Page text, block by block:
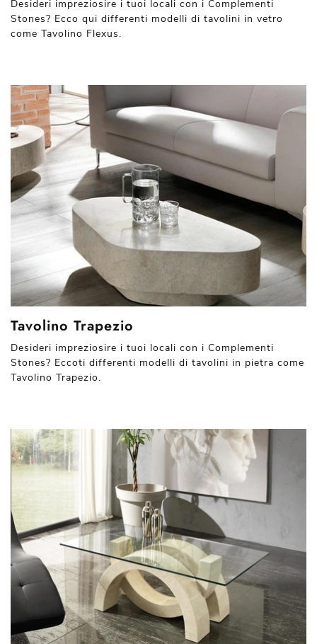
Desideri impreziosire i tuoi locali con i Complementi
Stones? Ecco qui differenti modelli di tavolini in vetro
come Tavolino Flexus.
Tavolino Trapezio
Desideri impreziosire i tuoi locali con i Complementi
Stones? Eccoti differenti modelli di tavolini in pietra come
Tavolino Trapezio.